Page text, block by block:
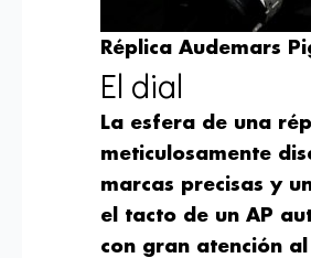
Réplica Audemars
El dial
La esfera de una
meticulosamente
marcas precisas y
el tacto de un AP
con gran atención